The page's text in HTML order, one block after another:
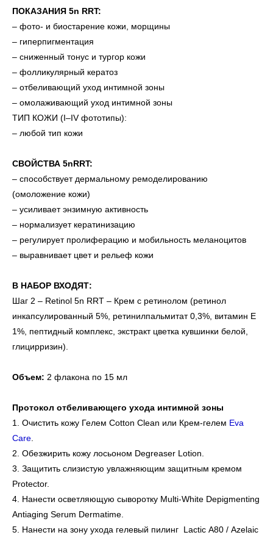
ПОКАЗАНИЯ 5n RRT:
– фото- и биостарение кожи, морщины
– гиперпигментация
– сниженный тонус и тургор кожи
– фолликулярный кератоз
– отбеливающий уход интимной зоны
– омолаживающий уход интимной зоны
ТИП КОЖИ (I–IV фототипы):
– любой тип кожи
СВОЙСТВА 5nRRT:
– способствует дермальному ремоделированию
(омоложение кожи)
– усиливает энзимную активность
– нормализует кератинизацию
– регулирует пролиферацию и мобильность меланоцитов
– выравнивает цвет и рельеф кожи
В НАБОР ВХОДЯТ:
Шаг 2 – Retinol 5n RRT – Крем с ретинолом (ретинол
инкапсулированный 5%, ретинилпальмитат 0,3%, витамин Е
1%, пептидный комплекс, экстракт цветка кувшинки белой,
глицирризин).
Объем: 2 флакона по 15 мл
Протокол отбеливающего ухода интимной зоны
1. Очистить кожу Гелем Cotton Clean или Крем-гелем Eva
Care
2. Обезжирить кожу лосьоном Degreaser Lotion.
3. Защитить слизистую увлажняющим защитным кремом
Protector.
4. Нанести осветляющую сыворотку Multi-White Depigmenting
Antiaging Serum Dermatime.
5. Нанести на зону ухода гелевый пилинг Lactic A80 / Azelaic